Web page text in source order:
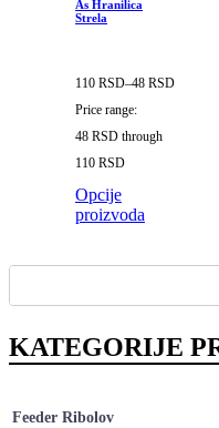
As Hranilica
Strela
48RSD
–
110RSD
Price range:
48 RSD through
110 RSD
Opcije
proizvoda
KATEGORIJE
Feeder Ribolov